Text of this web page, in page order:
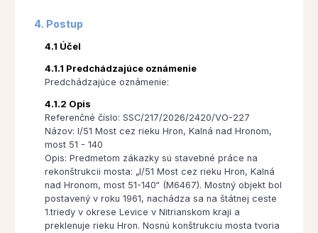
4. Postup
4.1 Účel
4.1.1 Predchádzajúce oznámenie
Predchádzajúce oznámenie:
4.1.2 Opis
Referenčné číslo: SSC/217/2026/2420/VO-227
Názov: I/51 Most cez rieku Hron, Kalná nad Hronom,
most 51 - 140
Opis: Predmetom zákazky sú stavebné práce na
rekonštrukcii mosta: „I/51 Most cez rieku Hron, Kalná
nad Hronom, most 51-140“ (M6467). Mostný objekt bol
postavený v roku 1961, nachádza sa na štátnej ceste
1.triedy v okrese Levice v Nitrianskom kraji a
preklenuje rieku Hron. Nosnú konštrukciu mosta tvoria